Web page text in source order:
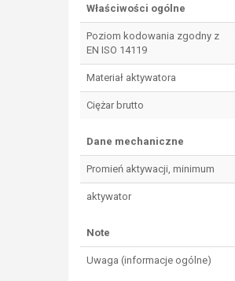
Właściwości ogólne
Poziom kodowania zgodny z
EN ISO 14119
Materiał aktywatora
Ciężar brutto
Dane mechaniczne
Promień aktywacji, minimum
aktywator
Note
Uwaga (informacje ogólne)